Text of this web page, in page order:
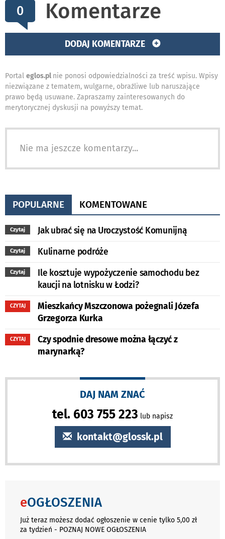
0 Komentarze
DODAJ KOMENTARZE
Portal eglos.pl nie ponosi odpowiedzialności za treść wpisu. Wpisy
niezwiązane z tematem, wulgarne, obraźliwe lub naruszające
prawo będą usuwane. Zapraszamy zainteresowanych do
merytorycznej dyskusji na powyższy temat.
Nie ma jeszcze komentarzy...
POPULARNE KOMENTOWANE
Czytaj Jak ubrać się na Uroczystość Komunijną
Czytaj Kulinarne podróże
Czytaj
Ile kosztuje wypożyczenie samochodu bez
kaucji na lotnisku w Łodzi?
CZYTAJ
Mieszkańcy Mszczonowa pożegnali Józefa
Grzegorza Kurka
CZYTAJ
Czy spodnie dresowe można łączyć z
marynarką?
DAJ NAM ZNAĆ
tel. 603 755 223 lub napisz
kontakt@glossk.pl
eOGŁOSZENIA
Już teraz możesz dodać ogłoszenie w cenie tylko 5,00 zł
za tydzień - POZNAJ NOWE OGŁOSZENIA